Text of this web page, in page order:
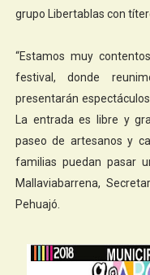
grupo Libertablas con
“Estamos muy
festival, donde
presentarán
La entrada es libre y
paseo de artesanos y
familias puedan pasar
Mallaviabarrena,
Pehuajó.